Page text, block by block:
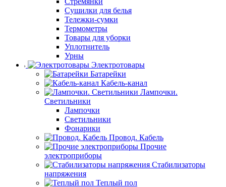
Сушилки для белья
Тележки-сумки
Термометры
Товары для уборки
Уплотнитель
Урны
Электротовары
Батарейки
Кабель-канал
Лампочки.
Светильники
Лампочки
Светильники
Фонарики
Провод. Кабель
Прочие
электроприборы
Стабилизаторы
напряжения
Теплый пол